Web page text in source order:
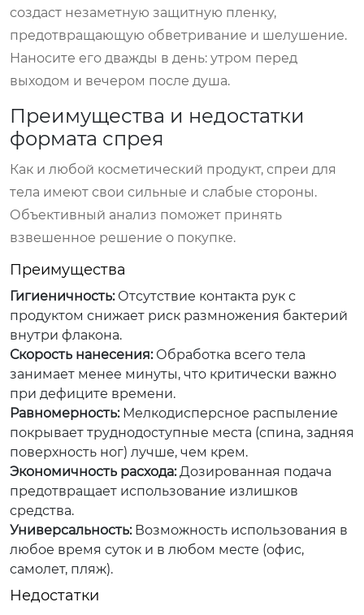
создаст незаметную защитную пленку,
предотвращающую обветривание и шелушение.
Наносите его дважды в день: утром перед
выходом и вечером после душа.
Преимущества и недостатки
формата спрея
Как и любой косметический продукт, спреи для
тела имеют свои сильные и слабые стороны.
Объективный анализ поможет принять
взвешенное решение о покупке.
Преимущества
Гигиеничность:Отсутствие контакта рук с
продуктом снижает риск размножения бактерий
внутри флакона.
Скорость нанесения:Обработка всего тела
занимает менее минуты, что критически важно
при дефиците времени.
Равномерность:Мелкодисперсное распыление
покрывает труднодоступные места (спина, задняя
поверхность ног) лучше, чем крем.
Экономичность расхода:Дозированная подача
предотвращает использование излишков
средства.
Универсальность:Возможность использования в
любое время суток и в любом месте (офис,
самолет, пляж).
Недостатки